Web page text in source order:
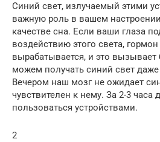
Синий свет, излучаемый этими
важную роль в вашем
качестве сна. Если ваши глаза
воздействию этого света,
вырабатывается, и это
можем получать синий свет
Вечером наш мозг не ожидает
чувствителен к нему. За 2-3 часа
пользоваться устройствами.
2